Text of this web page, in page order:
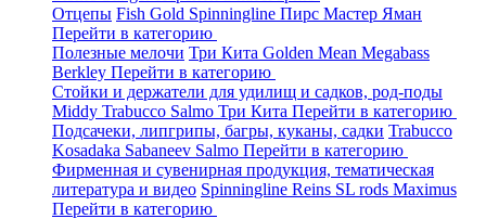
Отцепы Fish Gold Spinningline Пирс Мастер Яман
Перейти в категорию
Полезные мелочи Три Кита Golden Mean Megabass
Berkley Перейти в категорию
Стойки и держатели для удилищ и садков, род-поды
Middy Trabucco Salmo Три Кита Перейти в категорию
Подсачеки, липгрипы, багры, куканы, садки Trabucco
Kosadaka Sabaneev Salmo Перейти в категорию
Фирменная и сувенирная продукция, тематическая
литература и видео Spinningline Reins SL rods Maximus
Перейти в категорию